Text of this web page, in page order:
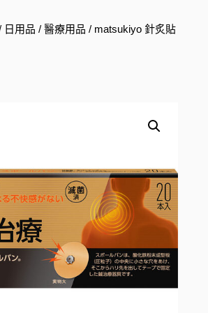
日用品 /醫療用品 / matsukiyo 針炙貼